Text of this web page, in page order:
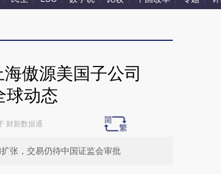
傲源美国子公司
球动态
财新数据通
张，交易仍待中国证监会审批